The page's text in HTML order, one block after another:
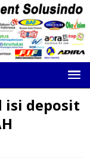
isi deposit